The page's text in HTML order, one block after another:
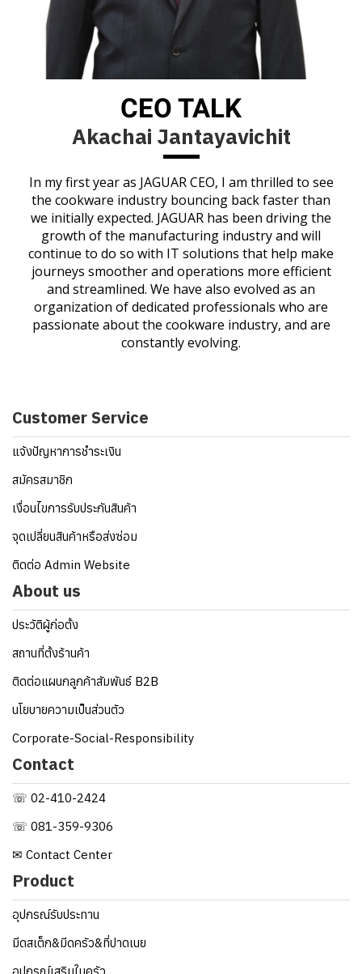
CEO TALK
Akachai Jantayavichit
In my first year as JAGUAR CEO, I am thrilled to see
the cookware industry bouncing back faster than
we initially expected. JAGUAR has been driving the
growth of the manufacturing industry and will
continue to do so with IT solutions that help make
journeys smoother and operations more efficient
and streamlined. We have also evolved as an
organization of dedicated professionals who are
passionate about the cookware industry, and are
constantly evolving.
Customer Service
แจ้งปัญหาการชำระเงิน
สมัครสมาชิก
เงื่อนไขการรับประกันสินค้า
จุดเปลี่ยนสินค้าหรือส่งซ่อม
ติดต่อ Admin Website
About us
ประวัติผู้ก่อตั้ง
สถานที่ตั้งร้านค้า
ติดต่อแผนกลูกค้าสัมพันธ์ B2B
นโยบายความเป็นส่วนตัว
Corporate-Social-Responsibility
Contact
☏ 02-410-2424
☏ 081-359-9306
✉ Contact Center
Product
อุปกรณ์รับประทาน
มีดสเต็ก&มีดครัว&ที่ปาดเนย
อุปกรณ์เสริมในครัว